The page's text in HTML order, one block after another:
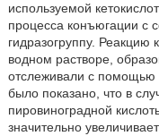
используемой
процесса конъюгации с
гидразогруппу. Реакцию
водном растворе,
отслеживали с
было показано, что в
пировиноградной
значительно